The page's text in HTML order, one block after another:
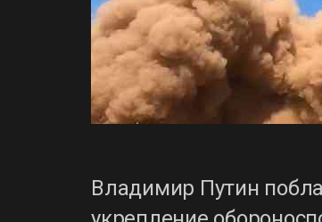
Владимир Путин